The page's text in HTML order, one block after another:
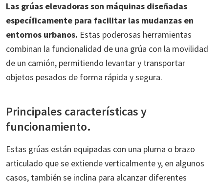
Las grúas elevadoras son máquinas diseñadas
específicamente para facilitar las mudanzas en
entornos urbanos. Estas poderosas herramientas
combinan la funcionalidad de una grúa con la movilidad
de un camión, permitiendo levantar y transportar
objetos pesados de forma rápida y segura.
Principales características y
funcionamiento.
Estas grúas están equipadas con una pluma o brazo
articulado que se extiende verticalmente y, en algunos
casos, también se inclina para alcanzar diferentes